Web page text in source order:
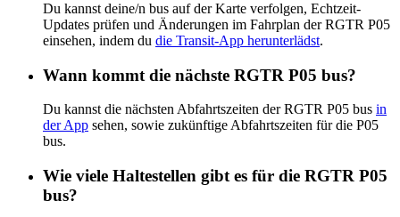
Du kannst deine/n bus auf der Karte verfolgen, Echtzeit-
Updates prüfen und Änderungen im Fahrplan der RGTR P05
einsehen, indem du die Transit-App herunterlädst.
Wann kommt die nächste RGTR P05 bus?
Du kannst die nächsten Abfahrtszeiten der RGTR P05 bus in
der App sehen, sowie zukünftige Abfahrtszeiten für die P05
bus.
Wie viele Haltestellen gibt es für die RGTR P05
bus?